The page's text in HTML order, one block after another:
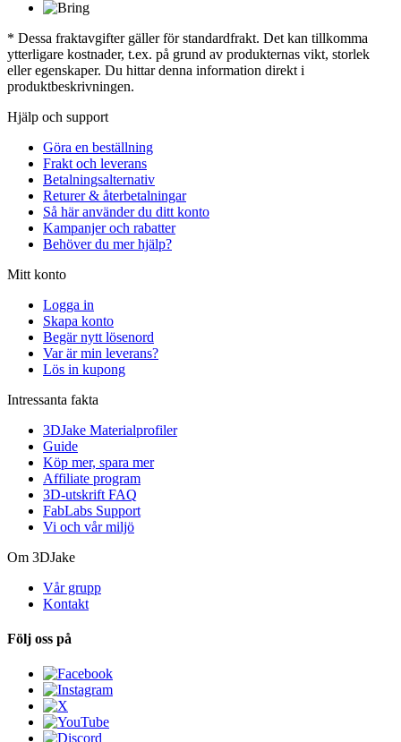
* Dessa fraktavgifter gäller för standardfrakt. Det kan tillkomma
ytterligare kostnader, t.ex. på grund av produkternas vikt, storlek
eller egenskaper. Du hittar denna information direkt i
produktbeskrivningen.
Hjälp och support
Göra en beställning
Frakt och leverans
Betalningsalternativ
Returer & återbetalningar
Så här använder du ditt konto
Kampanjer och rabatter
Behöver du mer hjälp?
Mitt konto
Logga in
Skapa konto
Begär nytt lösenord
Var är min leverans?
Lös in kupong
Intressanta fakta
3DJake Materialprofiler
Guide
Köp mer, spara mer
Affiliate program
3D-utskrift FAQ
FabLabs Support
Vi och vår miljö
Om 3DJake
Vår grupp
Kontakt
Följ oss på